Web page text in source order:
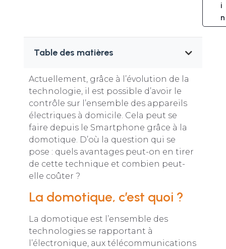
i
n
Table des matières
Actuellement, grâce à l’évolution de la
technologie, il est possible d’avoir le
contrôle sur l’ensemble des appareils
électriques à domicile. Cela peut se
faire depuis le Smartphone grâce à la
domotique. D’où la question qui se
pose : quels avantages peut-on en tirer
de cette technique et combien peut-
elle coûter ?
La domotique, c’est quoi ?
La domotique est l’ensemble des
technologies se rapportant à
l’électronique, aux télécommunications